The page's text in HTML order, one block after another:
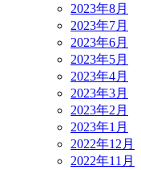
2023年8月
2023年7月
2023年6月
2023年5月
2023年4月
2023年3月
2023年2月
2023年1月
2022年12月
2022年11月